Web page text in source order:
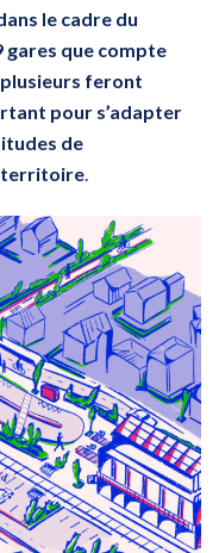
le cadre du
gares que compte
plusieurs feront
pour s’adapter
de
territoire.